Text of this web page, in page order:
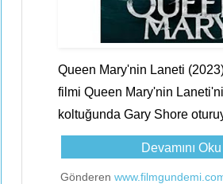
Queen Mary'nin Laneti
filmi Queen Mary'nin
koltuğunda Gary Shore
Devamını
Gönderen